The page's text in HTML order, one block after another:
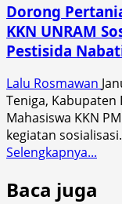
KKN
Al-
di
Desa
Dorong
KKN UNRAM
Pestisida
Lalu Rosmawan
Teniga, Kabupaten
Mahasiswa KKN
kegiatan
Selengkapnya...
Baca juga